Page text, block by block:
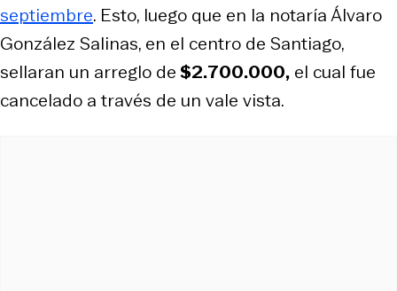
septiembre. Esto, luego que en la notaría Álvaro
González Salinas, en el centro de Santiago,
sellaran un arreglo de$2.700.000, el cual fue
cancelado a través de un vale vista.